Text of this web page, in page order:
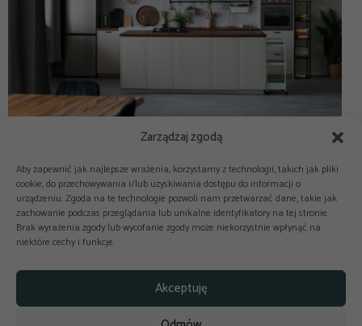
Zarządzaj zgodą
Aby zapewnić jak najlepsze wrażenia, korzystamy z technologii, takich jak pliki
cookie, do przechowywania i/lub uzyskiwania dostępu do informacji o
urządzeniu. Zgoda na te technologie pozwoli nam przetwarzać dane, takie jak
zachowanie podczas przeglądania lub unikalne identyfikatory na tej stronie.
Brak wyrażenia zgody lub wycofanie zgody może niekorzystnie wpłynąć na
niektóre cechy i funkcje.
Akceptuję
Copyright © 2025-2026 odkuchni.co
Polityka prywatności
Regulamin